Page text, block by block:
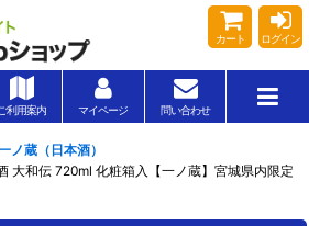
カート ログイン
ご利用案内 マイページ 問い合わせ
ノ蔵（日本酒）
大和伝 720ml 化粧箱入【一ノ蔵】宮城県内限定